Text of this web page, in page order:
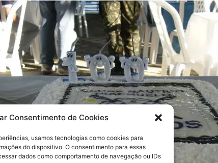
Consentimento de Cookies
usamos tecnologias como cookies para
do dispositivo. O consentimento para essas
dados como comportamento de navegação ou IDs